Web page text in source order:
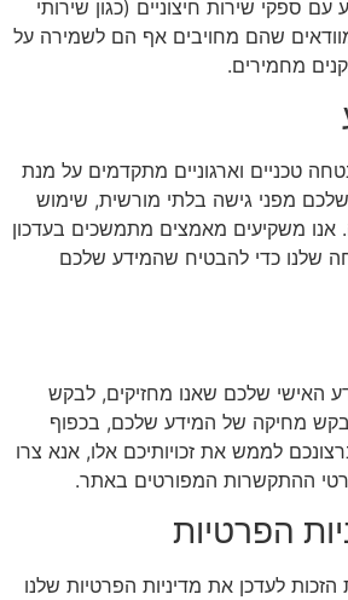
ספקי שירות חיצוניים (כגון שירותי
מוודאים שהם מחויבים אף הם לשמירה על
מחמירים.
טכניים וארגוניים מתקדמים על מנת
מפני גישה בלתי מורשית, שימוש
אנו משקיעים מאמצים מתמשכים בעדכון
שלנו כדי להבטיח שהמידע שלכם
האישי שלכם שאנו מחזיקים, לבקש
מחיקה של המידע שלכם, בכפוף
לממש את זכויותיכם אלו, אנא צרו
ההתקשרות המפורטים באתר.
הפרטיות
לעדכן את מדיניות הפרטיות שלנו